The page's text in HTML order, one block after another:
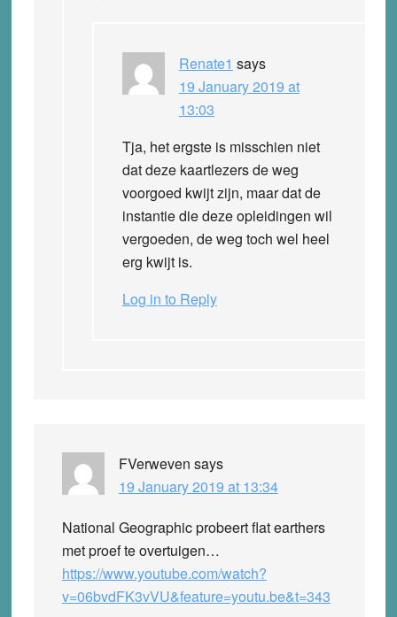
Renate1 says
19 January 2019 at
13:03
Tja, het ergste is misschien niet
dat deze kaartlezers de weg
voorgoed kwijt zijn, maar dat de
instantie die deze opleidingen wil
vergoeden, de weg toch wel heel
erg kwijt is.
Log in to Reply
FVerweven says
19 January 2019 at 13:34
National Geographic probeert flat earthers
met proef te overtuigen…
https://www.youtube.com/watch?
v=06bvdFK3vVU&feature=youtu.be&t=343